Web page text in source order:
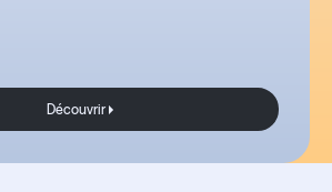
Découvrir